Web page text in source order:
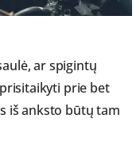
ar spigintų
prie bet
iš anksto būtų tam